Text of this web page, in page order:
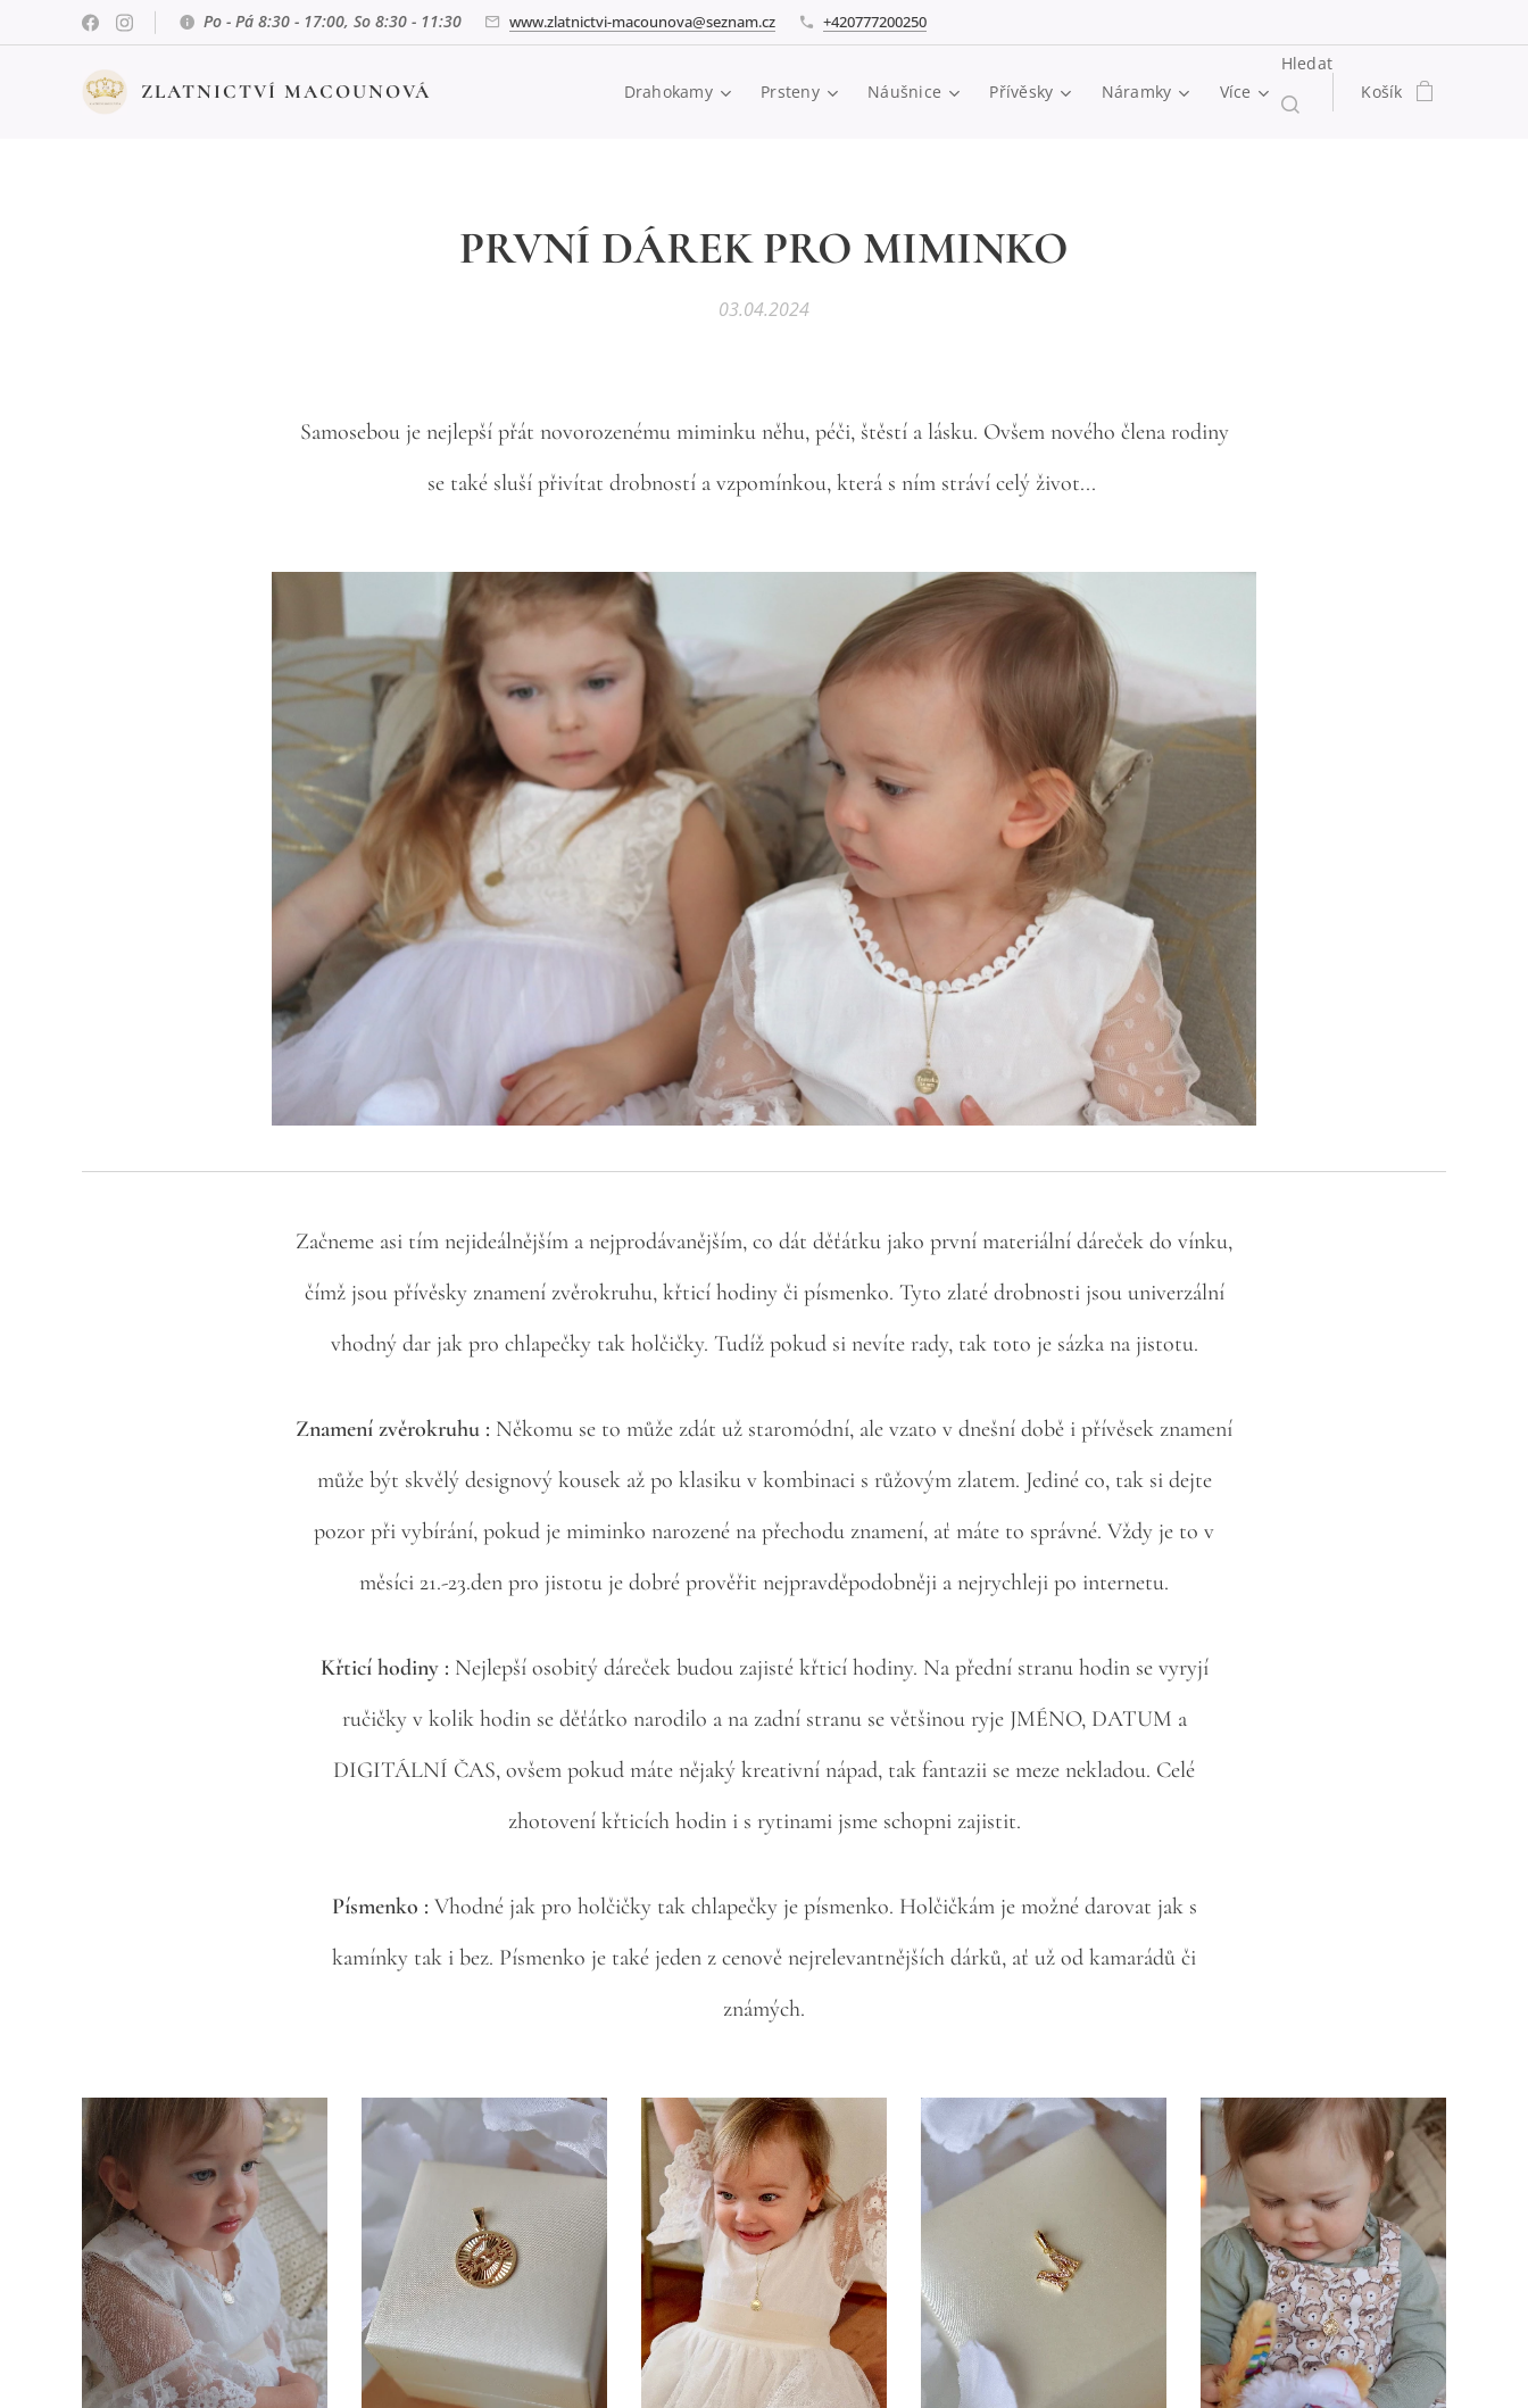
Po - Pá 8:30 - 17:00, So 8:30 - 11:30 www.zlatnictvi-macounova@seznam.cz +420777200250
ZLATNICTVÍ MACOUNOVÁ Drahokamy Prsteny Náušnice Přívěsky Náramky Více
Hledat
Košík
PRVNÍ DÁREK PRO MIMINKO
03.04.2024
Samosebou je nejlepší přát novorozenému miminku něhu, péči, štěstí a lásku. Ovšem nového člena rodiny
se také sluší přivítat drobností a vzpomínkou, která s ním stráví celý život...
Začneme asi tím nejideálnějším a nejprodávanějším, co dát děťátku jako první materiální dáreček do vínku,
čímž jsou přívěsky znamení zvěrokruhu, křticí hodiny či písmenko. Tyto zlaté drobnosti jsou univerzální
vhodný dar jak pro chlapečky tak holčičky. Tudíž pokud si nevíte rady, tak toto je sázka na jistotu.
Znamení zvěrokruhu : Někomu se to může zdát už staromódní, ale vzato v dnešní době i přívěsek znamení
může být skvělý designový kousek až po klasiku v kombinaci s růžovým zlatem. Jediné co, tak si dejte
pozor při vybírání, pokud je miminko narozené na přechodu znamení, ať máte to správné. Vždy je to v
měsíci 21.-23.den pro jistotu je dobré prověřit nejpravděpodobněji a nejrychleji po internetu.
Křticí hodiny : Nejlepší osobitý dáreček budou zajisté křticí hodiny. Na přední stranu hodin se vyryjí
ručičky v kolik hodin se děťátko narodilo a na zadní stranu se většinou ryje JMÉNO, DATUM a
DIGITÁLNÍ ČAS, ovšem pokud máte nějaký kreativní nápad, tak fantazii se meze nekladou. Celé
zhotovení křticích hodin i s rytinami jsme schopni zajistit.
Písmenko : Vhodné jak pro holčičky tak chlapečky je písmenko. Holčičkám je možné darovat jak s
kamínky tak i bez. Písmenko je také jeden z cenově nejrelevantnějších dárků, ať už od kamarádů či
známých.